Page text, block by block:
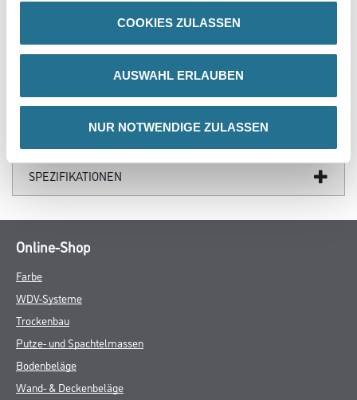
COOKIES ZULASSEN
AUSWAHL ERLAUBEN
NUR NOTWENDIGE ZULASSEN
ZUSATZINFOS
GEFAHRENHINWEISE
DATENBLÄTTER
SPEZIFIKATIONEN
Online-Shop
Farbe
WDV-Systeme
Trockenbau
Putze- und Spachtelmassen
Bodenbeläge
Wand- & Deckenbeläge